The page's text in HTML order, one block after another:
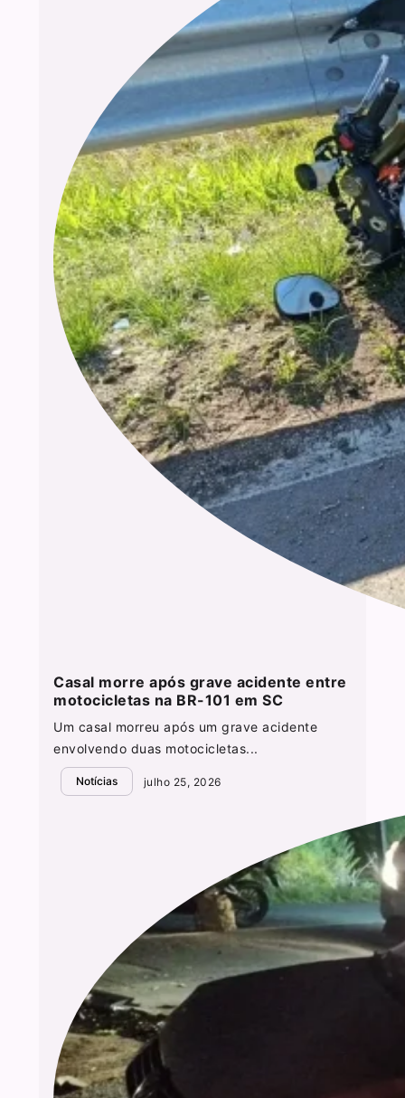
Casal morre após grave acidente entre
motocicletas na BR-101 em SC
Um casal morreu após um grave acidente
envolvendo duas motocicletas...
Notícias julho 25, 2026